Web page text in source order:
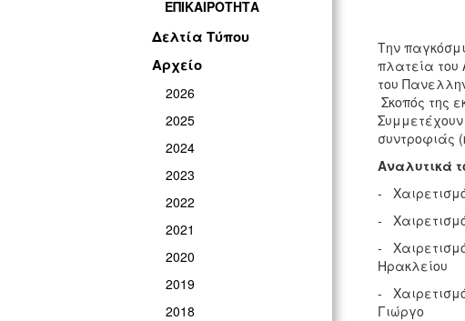
ΕΠΙΚΑΙΡΟΤΗΤΑ
Δελτία Τύπου
Αρχείο
2026
2025
2024
2023
2022
2021
2020
2019
2018
Την
πλατεία του
του
Σκοπός της
συντροφιάς
Αναλυτικά
-
-
-
Ηρακλείου
-
Γιώργο